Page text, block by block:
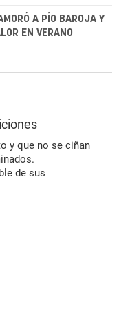
A PÍO BAROJA Y
EN VERANO
y que no se ciñan
de sus